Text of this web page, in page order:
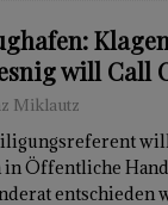
will Call
Miklautz
Öffentliche
entschieden